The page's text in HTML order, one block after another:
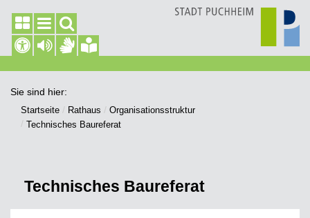
Sie sind hier:
Startseite Rathaus
Organisationsstruktur
Technisches Baureferat
Technisches Baureferat